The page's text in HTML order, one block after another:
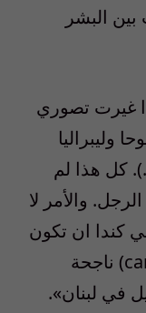
البشر
غيرت تصوري
وليبراليا
كل هذا لم
والأمر لا
كندا ان تكون
له «كاريير» (مهنة ذات قيمة. career) ناجحة
في لبنان».